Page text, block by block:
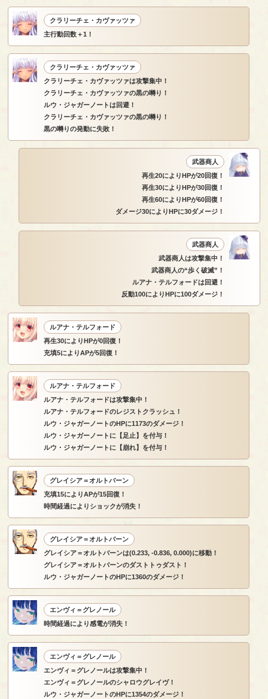
クラリーチェ・カヴァッツァ
主行動回数＋1！
クラリーチェ・カヴァッツァ
クラリーチェ・カヴァッツァは攻撃集中！
クラリーチェ・カヴァッツァの黒の囀り！
ルウ・ジャガーノートは回避！
クラリーチェ・カヴァッツァの黒の囀り！
黒の囀りの発動に失敗！
武器商人
再生20によりHPが20回復！
再生30によりHPが30回復！
再生60によりHPが60回復！
ダメージ30によりHPに30ダメージ！
武器商人
武器商人は攻撃集中！
武器商人の“歩く破滅”！
ルアナ・テルフォードは回避！
反動100によりHPに100ダメージ！
ルアナ・テルフォード
再生30によりHPが0回復！
充填5によりAPが5回復！
ルアナ・テルフォード
ルアナ・テルフォードは攻撃集中！
ルアナ・テルフォードのレジストクラッシュ！
ルウ・ジャガーノートのHPに1173のダメージ！
ルウ・ジャガーノートに【足止】を付与！
ルウ・ジャガーノートに【崩れ】を付与！
グレイシア＝オルトバーン
充填15によりAPが15回復！
時間経過によりショックが消失！
グレイシア＝オルトバーン
グレイシア＝オルトバーンは(0.233, -0.836, 0.000)に移動！
グレイシア＝オルトバーンのダストトゥダスト！
ルウ・ジャガーノートのHPに1360のダメージ！
エンヴィ＝グレノール
時間経過により感電が消失！
エンヴィ＝グレノール
エンヴィ＝グレノールは攻撃集中！
エンヴィ＝グレノールのシャロウグレイヴ！
ルウ・ジャガーノートのHPに1354のダメージ！